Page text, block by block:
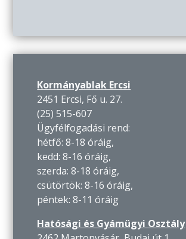
Kormányablak Ercsi
2451 Ercsi, Fő u. 27.
(25) 515-607
Ügyfélfogadási rend:
hétfő: 8-18 óráig,
kedd: 8-16 óráig,
szerda: 8-18 óráig,
csütörtök: 8-16 óráig,
péntek: 8-11 óráig
Hatósági és Gyámügyi Osztály